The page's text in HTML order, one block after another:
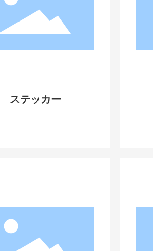
ステッカー